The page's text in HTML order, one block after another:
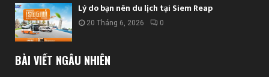
Lý do bạn nên du lịch tại Siem Reap
20 Tháng 6, 2026 0
BÀI VIẾT NGẪU NHIÊN